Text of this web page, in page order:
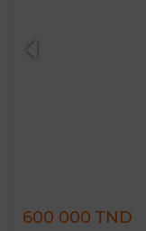
600 000 TND